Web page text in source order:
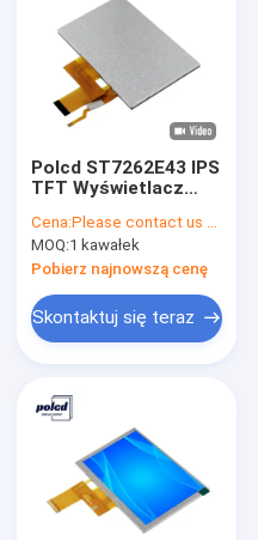
Polcd ST7262E43 IPS
TFT Wyświetlacz
Wyświetlacz Do
Raspberry Pi
Cena:Please contact us for latest price
MOQ:1 kawałek
Pobierz najnowszą cenę
Skontaktuj się teraz